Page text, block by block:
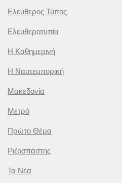
Ελεύθερος Τύπος
Ελευθεροτυπία
Η Καθημερινή
Η Ναυτεμπορική
Μακεδονία
Μετρό
Πρώτο Θέμα
Ριζοσπάστης
Τα Νέα